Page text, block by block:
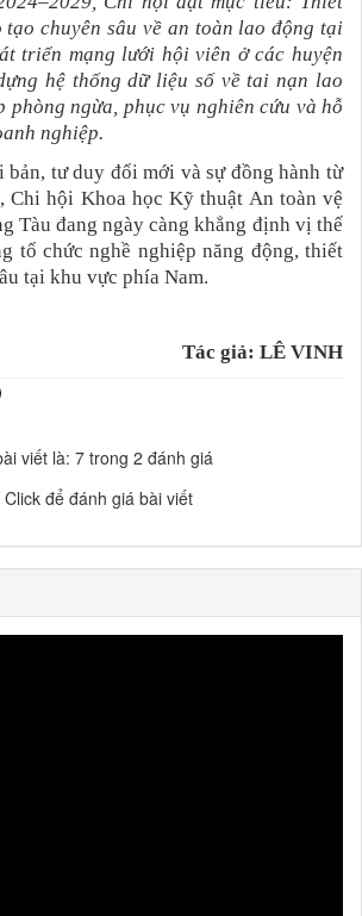
chuyên sâu về an toàn lao động tại
triển mạng lưới hội viên ở các huyện
hệ thống dữ liệu số về tai nạn lao
phòng ngừa, phục vụ nghiên cứu và hỗ
nghiệp.
tư duy đổi mới và sự đồng hành từ
Chi hội Khoa học Kỹ thuật An toàn vệ
Tàu đang ngày càng khẳng định vị thế
tổ chức nghề nghiệp năng động, thiết
tại khu vực phía Nam.
Tác giả: LÊ VINH
viết là: 7 trong 2 đánh giá
Click để đánh giá bài viết